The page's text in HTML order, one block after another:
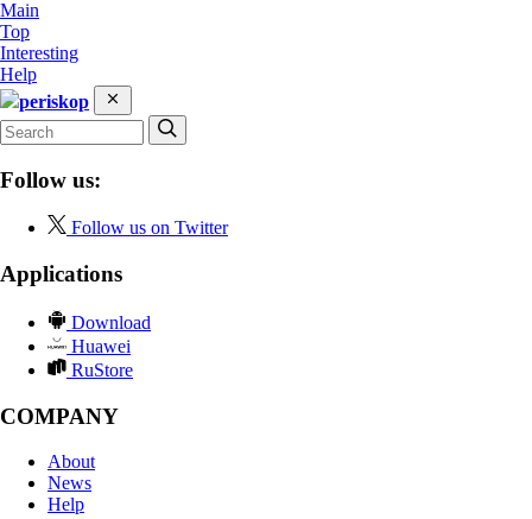
Main
Top
Interesting
Help
periskop
Follow us:
Follow us on Twitter
Applications
Download
Huawei
RuStore
COMPANY
About
News
Help